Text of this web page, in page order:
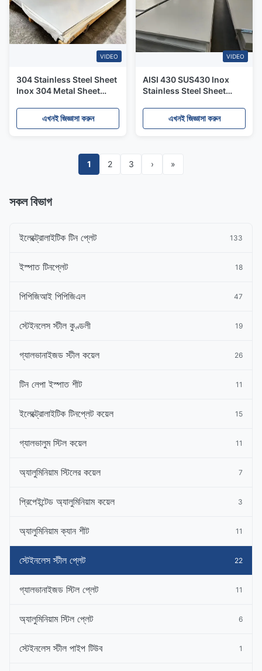
VIDEO
304 Stainless Steel Sheet
Inox 304 Metal Sheet
Steel 304 Sheet
এখনই জিজ্ঞাসা করুন
VIDEO
AISI 430 SUS430 Inox
Stainless Steel Sheet
NO.1 Finsih 1.4016
এখনই জিজ্ঞাসা করুন
1 2 3 › »
সকল বিভাগ
ইলেক্ট্রোলাইটিক টিন প্লেট 133
ইস্পাত টিনপ্লেট 18
পিপিজিআই পিপিজিএল 47
স্টেইনলেস স্টীল কুণ্ডলী 19
গ্যালভানাইজড স্টীল কয়েল 26
টিন লেপা ইস্পাত শীট 11
ইলেক্ট্রোলাইটিক টিনপ্লেট কয়েল 15
গ্যালভালুম স্টিল কয়েল 11
অ্যালুমিনিয়াম স্টিলের কয়েল 7
প্রিপেইন্টেড অ্যালুমিনিয়াম কয়েল 3
অ্যালুমিনিয়াম ক্যান শীট 11
স্টেইনলেস স্টীল প্লেট 22
গ্যালভানাইজড স্টিল প্লেট 11
অ্যালুমিনিয়াম স্টিল প্লেট 6
স্টেইনলেস স্টীল পাইপ টিউব 1